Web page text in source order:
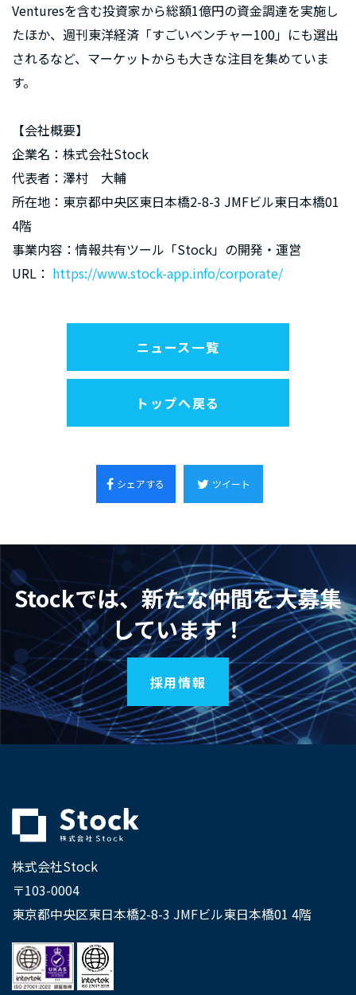
Venturesを含む投資家から総額1億円の資金調達を実施し
たほか、週刊東洋経済「すごいベンチャー100」にも選出
されるなど、マーケットからも大きな注目を集めていま
す。
【会社概要】
企業名：株式会社Stock
代表者：澤村 大輔
所在地：東京都中央区東日本橋2-8-3 JMFビル東日本橋01
4階
事業内容：情報共有ツール「Stock」の開発・運営
URL： https://www.stock-app.info/corporate/
ニュース一覧
トップへ戻る
シェアする ツイート
Stockでは、新たな仲間を大募集
しています！
採用情報
株式会社Stock
〒103-0004
東京都中央区東日本橋2-8-3 JMFビル東日本橋01 4階